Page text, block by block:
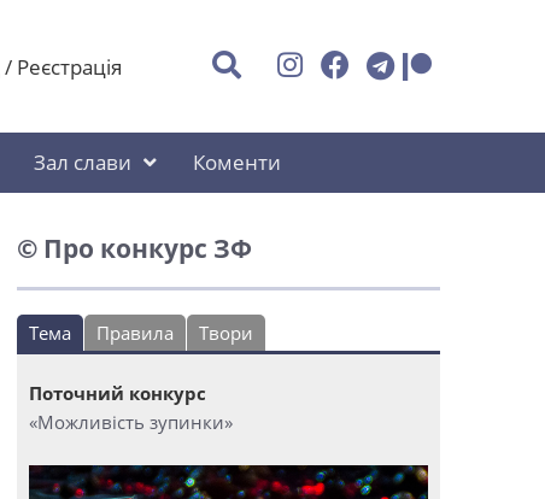
/ Реєстрація
Зал слави Коменти
© Про конкурс ЗФ
Тема Правила Твори
Поточний конкурс
«Можливість зупинки»